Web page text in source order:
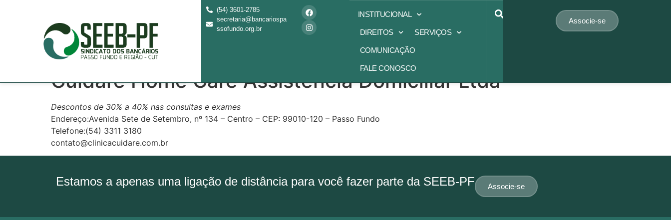
(54) 3601-2785
secretaria@bancariospa
ssofundo.org.br
INSTITUCIONAL
DIREITOS SERVIÇOS
COMUNICAÇÃO
FALE CONOSCO
Associe-se
Cuidare Home Care Assistência Domiciliar Ltda
Descontos de 30% a 40% nas consultas e exames
Endereço:Avenida Sete de Setembro, nº 134 – Centro – CEP: 99010-120 – Passo Fundo
Telefone:(54) 3311 3180
contato@clinicacuidare.com.br
Estamos a apenas uma ligação de distância para você fazer parte da SEEB-PF Associe-se